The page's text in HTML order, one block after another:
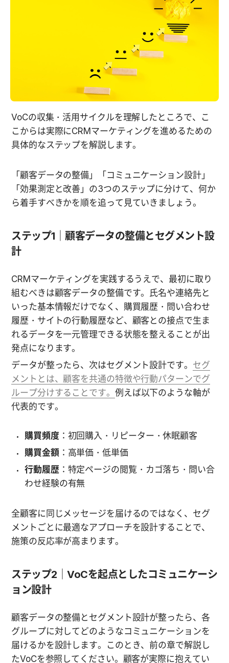
VoCの収集・活用サイクルを理解したところで、こ
こからは実際にCRMマーケティングを進めるための
具体的なステップを解説します。
「顧客データの整備」「コミュニケーション設計」
「効果測定と改善」の3つのステップに分けて、何か
ら着手すべきかを順を追って見ていきましょう。
ステップ1｜顧客データの整備とセグメント設
計
CRMマーケティングを実践するうえで、最初に取り
組むべきは顧客データの整備です。氏名や連絡先と
いった基本情報だけでなく、購買履歴・問い合わせ
履歴・サイトの行動履歴など、顧客との接点で生ま
れるデータを一元管理できる状態を整えることが出
発点になります。
データが整ったら、次はセグメント設計です。 セグ
メントとは、顧客を共通の特徴や行動パターンでグ
ループ分けすることです。 例えば以下のような軸が
代表的です。
購買頻度 ：初回購入・リピーター・休眠顧客
購買金額：高単価・低単価
行動履歴：特定ページの閲覧・カゴ落ち・問い合
わせ経験の有無
全顧客に同じメッセージを届けるのではなく、セグ
メントごとに最適なアプローチを設計することで、
施策の反応率が高まります。
ステップ2｜VoCを起点としたコミュニケーシ
ョン設計
顧客データの整備とセグメント設計が整ったら、各
グループに対してどのようなコミュニケーションを
届けるかを設計します。このとき、前の章で解説し
たVoCを参照してください。顧客が実際に抱えてい